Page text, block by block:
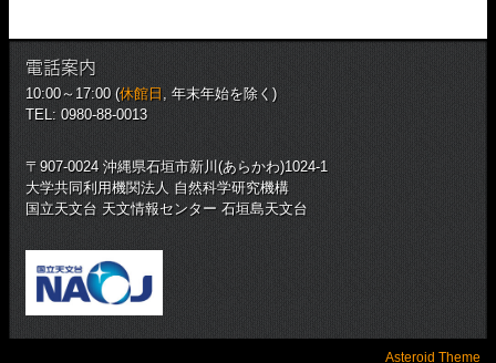
電話案内
10:00～17:00 (休館日 , 年末年始を除く)
TEL: 0980-88-0013
〒907-0024 沖縄県石垣市新川(あらかわ)1024-1
大学共同利用機関法人 自然科学研究機構
国立天文台 天文情報センター 石垣島天文台
Asteroid Theme